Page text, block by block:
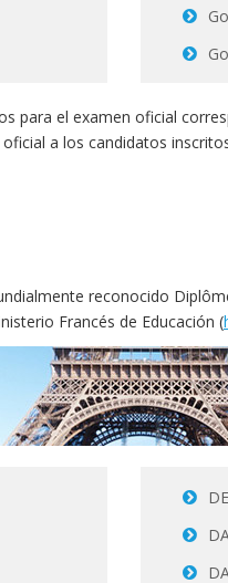
para el examen oficial
a los candidatos
reconocido
Francés de Educación (